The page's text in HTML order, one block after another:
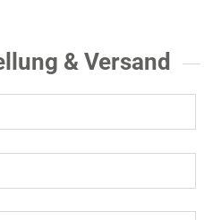
& Versand